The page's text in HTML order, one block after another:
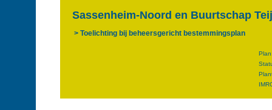
Sassenheim-Noord en Buurtschap
Toelichting bij beheersgericht bestemmingsplan